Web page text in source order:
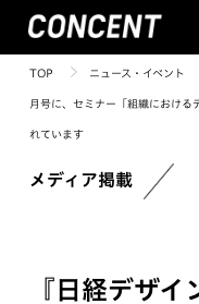
TOP ニュース・イベント
月号に、セミナー「組織における
れています
メディア掲載
『日経デザ